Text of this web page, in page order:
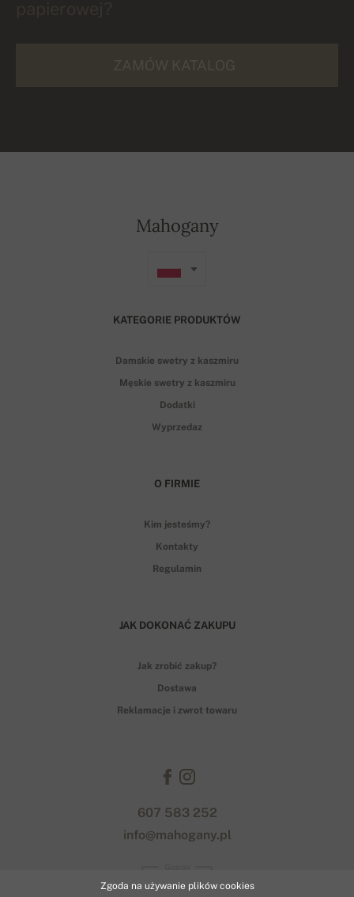
Mahogany
KATEGORIE PRODUKTÓW
Damskie swetry z kaszmiru
Męskie swetry z kaszmiru
Dodatki
Wyprzedaz
O FIRMIE
Kim jesteśmy?
Kontakty
Regulamin
JAK DOKONAĆ ZAKUPU
Jak zrobić zakup?
Dostawa
Reklamacje i zwrot towaru
607 583 252
info@mahogany.pl
Zgoda na używanie plików cookies